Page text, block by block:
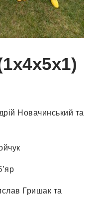
Новачинський та
Гришак та